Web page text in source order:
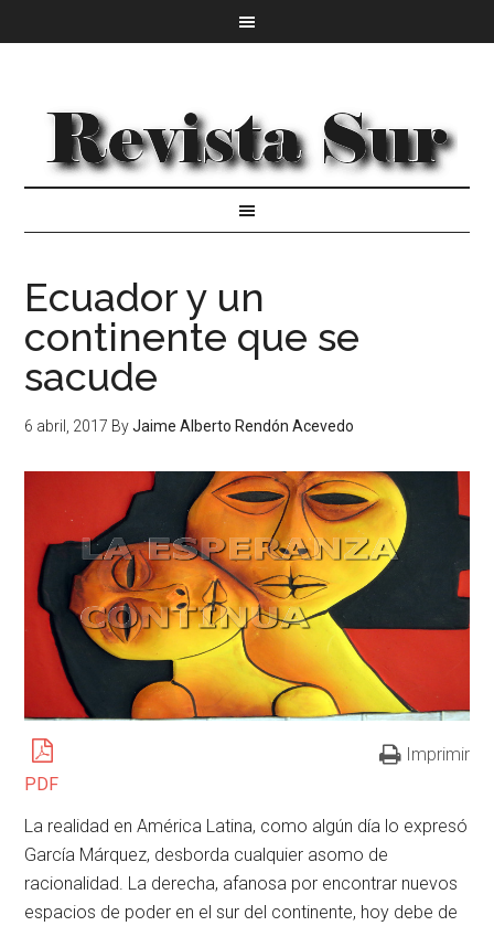
Ecuador y un
continente que se
sacude
6 abril, 2017 ByJaime Alberto Rendón Acevedo
PDF
Imprimir
La realidad en América Latina, como algún día lo expresó
García Márquez, desborda cualquier asomo de
racionalidad. La derecha, afanosa por encontrar nuevos
espacios de poder en el sur del continente, hoy debe de